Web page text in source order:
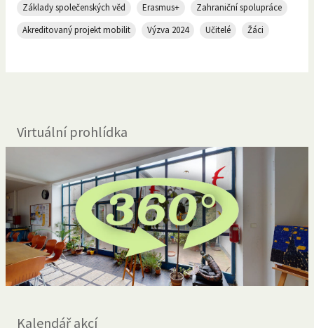
Základy společenských věd Erasmus+
Zahraniční spolupráce
Akreditovaný projekt mobilit
Výzva 2024 Učitelé Žáci
Virtuální prohlídka
Kalendář akcí